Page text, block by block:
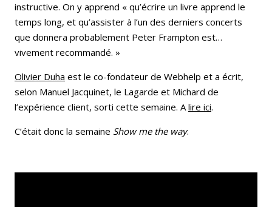
instructive. On y apprend « qu’écrire un livre apprend le
temps long, et qu’assister à l’un des derniers concerts
que donnera probablement Peter Frampton est…
vivement recommandé. »
Olivier Duha est le co-fondateur de Webhelp et a écrit,
selon Manuel Jacquinet, le Lagarde et Michard de
l’expérience client, sorti cette semaine. Alire ici.
C’était donc la semaine Show me the way.